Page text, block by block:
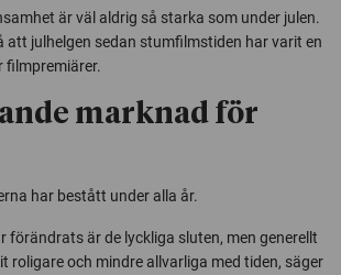
är väl aldrig så starka som under julen.
att julhelgen sedan stumfilmstiden har varit en
filmpremiärer.
marknad för
har bestått under alla år.
förändrats är de lyckliga sluten, men generellt
roligare och mindre allvarliga med tiden, säger